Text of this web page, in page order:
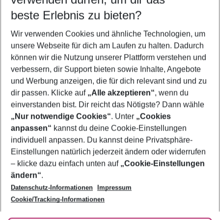
5-8 Nächte
2 Erwachsene Keine Kinder
Mehr Filter anzeigen
Footer
Footer navigation
Über uns
AGB
Bestpreisgarantie
Cookie-Einstellungen ändern
Cookie-Richtlinie
Agenturbetreuung
Barrierefreies Reisen
Folge uns
beste Erlebnis zu bieten?
Wir verwenden Cookies und ähnliche Technologien, um
unsere Webseite für dich am Laufen zu halten. Dadurch
können wir die Nutzung unserer Plattform verstehen und
verbessern, dir Support bieten sowie Inhalte, Angebote
und Werbung anzeigen, die für dich relevant sind und zu
dir passen. Klicke auf „Alle akzeptieren“, wenn du
einverstanden bist. Dir reicht das Nötigste? Dann wähle
„Nur notwendige Cookies“. Unter „Cookies
anpassen“ kannst du deine Cookie-Einstellungen
individuell anpassen. Du kannst deine Privatsphäre-
Einstellungen natürlich jederzeit ändern oder widerrufen
– klicke dazu einfach unten auf „Cookie-Einstellungen
ändern“.
Datenschutz-Informationen
Impressum
Cookie/Tracking-Informationen